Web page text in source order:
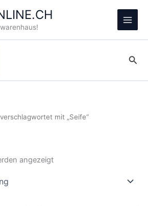
Main
mit „Seife“
angezeigt